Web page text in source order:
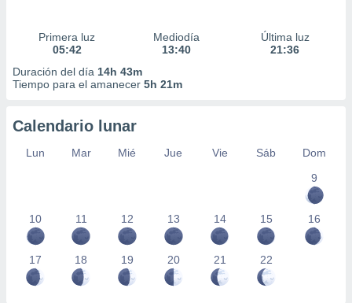
Primera luz
05:42
Mediodía
13:40
Última luz
21:36
Duración del día 14h 43m
Tiempo para el amanecer 5h 21m
Calendario lunar
Lun Mar Mié Jue Vie Sáb
Dom
9
10 11 12 13 14 15 16
17 18 19 20 21 22